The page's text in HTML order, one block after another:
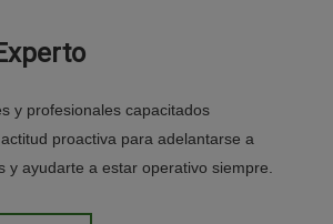
y profesionales capacitados
proactiva para adelantarse a
y ayudarte a estar operativo siempre.